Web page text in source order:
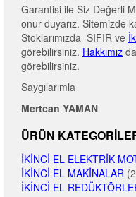
Garantisi ile Siz Değerli
onur duyarız. Sitemizde
Stoklarımızda SIFIR ve
görebilirsiniz. Hakkımız
görebilirsiniz.
Saygılarımla
Mertcan YAMAN
ÜRÜN
İKINCI EL ELEKTRIK
İKINCI EL MAKINALAR
İKINCI EL